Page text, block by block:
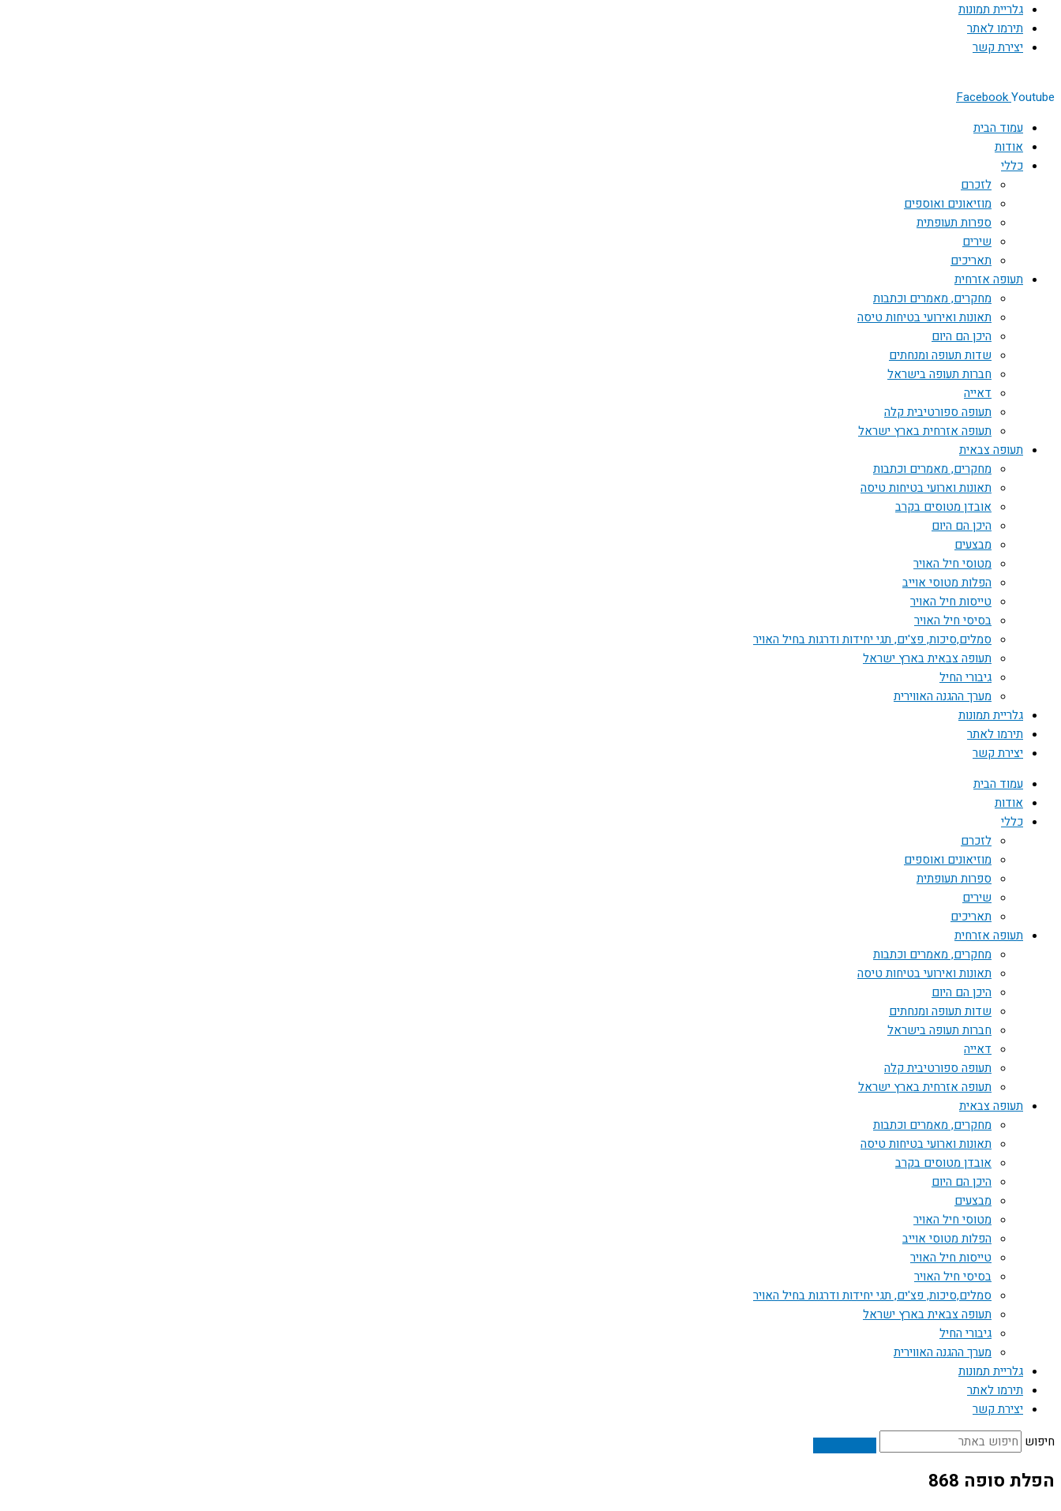
גלריית תמונות
תירמו לאתר
יצירת קשר
FacebookYoutube
עמוד הבית
אודות
כללי
לזכרם
מוזיאונים ואוספים
ספרות תעופתית
שירים
תאריכים
תעופה אזרחית
מחקרים, מאמרים וכתבות
תאונות ואירועי בטיחות טיסה
היכן הם היום
שדות תעופה ומנחתים
חברות תעופה בישראל
דאייה
תעופה ספורטיבית קלה
תעופה אזרחית בארץ ישראל
תעופה צבאית
מחקרים, מאמרים וכתבות
תאונות וארועי בטיחות טיסה
אובדן מטוסים בקרב
היכן הם היום
מבצעים
מטוסי חיל האויר
הפלות מטוסי אוייב
טייסות חיל האויר
בסיסי חיל האויר
סמלים,סיכות, פצ'ים, תגי יחידות ודרגות בחיל האויר
תעופה צבאית בארץ ישראל
גיבורי החיל
מערך ההגנה האווירית
גלריית תמונות
תירמו לאתר
יצירת קשר
עמוד הבית
אודות
כללי
לזכרם
מוזיאונים ואוספים
ספרות תעופתית
שירים
תאריכים
תעופה אזרחית
מחקרים, מאמרים וכתבות
תאונות ואירועי בטיחות טיסה
היכן הם היום
שדות תעופה ומנחתים
חברות תעופה בישראל
דאייה
תעופה ספורטיבית קלה
תעופה אזרחית בארץ ישראל
תעופה צבאית
מחקרים, מאמרים וכתבות
תאונות וארועי בטיחות טיסה
אובדן מטוסים בקרב
היכן הם היום
מבצעים
מטוסי חיל האויר
הפלות מטוסי אוייב
טייסות חיל האויר
בסיסי חיל האויר
סמלים,סיכות, פצ'ים, תגי יחידות ודרגות בחיל האויר
תעופה צבאית בארץ ישראל
גיבורי החיל
מערך ההגנה האווירית
גלריית תמונות
תירמו לאתר
יצירת קשר
חיפוש
הפלת סופה 868